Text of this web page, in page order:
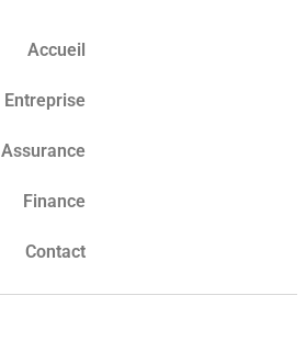
Accueil
Entreprise
Assurance
Finance
Contact